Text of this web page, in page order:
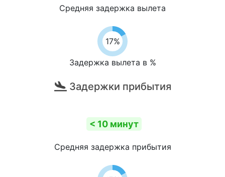
Средняя задержка вылета
17%
Задержка вылета в %
Задержки прибытия
< 10 минут
Средняя задержка прибытия